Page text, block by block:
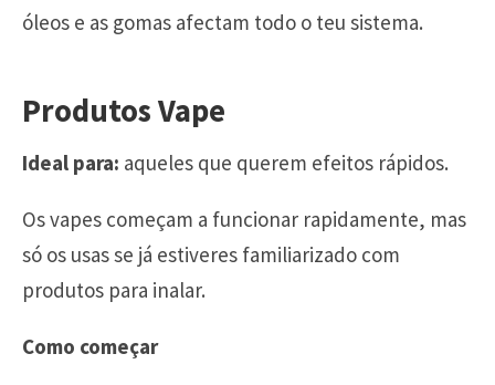
óleos e as gomas afectam todo o teu sistema.
Produtos Vape
Ideal para: aqueles que querem efeitos rápidos.
Os vapes começam a funcionar rapidamente, mas
só os usas se já estiveres familiarizado com
produtos para inalar.
Como começar